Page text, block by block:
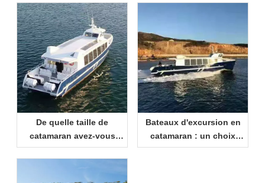
De quelle taille de
catamaran avez-vous
besoin ? Un guide
acheteurs
Bateaux d'excursion en
catamaran : un choix
intelligent pour les